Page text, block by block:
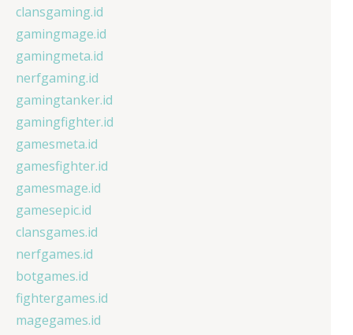
clansgaming.id
gamingmage.id
gamingmeta.id
nerfgaming.id
gamingtanker.id
gamingfighter.id
gamesmeta.id
gamesfighter.id
gamesmage.id
gamesepic.id
clansgames.id
nerfgames.id
botgames.id
fightergames.id
magegames.id